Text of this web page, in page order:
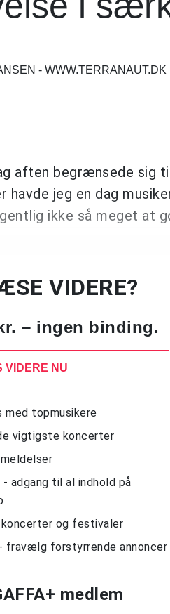
- WWW.TERRANAUT.DK
aften begrænsede sig
jeg en dag
ikke så meget at
VIDERE?
– ingen binding.
NU
med topmusikere
vigtigste koncerter
adgang til al indhold på
og festivaler
fravælg forstyrrende annoncer
medlem